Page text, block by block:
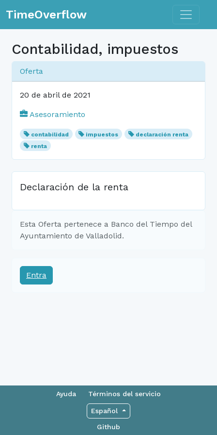
TimeOverflow Toggle
Contabilidad, impuestos
Oferta
20 de abril de 2021
Asesoramiento
contabilidad impuestos
declaración renta
renta
Declaración de la renta
Esta Oferta pertenece a Banco del Tiempo del
Ayuntamiento de Valladolid.
Entra
Ayuda Términos del servicio
Español
Github